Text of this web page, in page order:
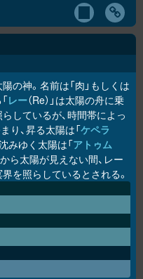
の神。名前は「肉」もしくは
レー（Re）」は太陽の舟に乗
しているが、時間帯によっ
り、昇る太陽は「ケペラ
みゆく太陽は「アトゥム
ら太陽が見えない間、レー
を照らしているとされる。